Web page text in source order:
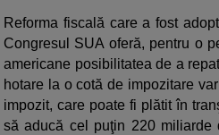
Reforma fiscală care a fost
Congresul SUA oferă, pentru o
americane posibilitatea de a
hotare la o cotă de impozitare
impozit, care poate fi plătit în
să aducă cel puţin 220 miliarde